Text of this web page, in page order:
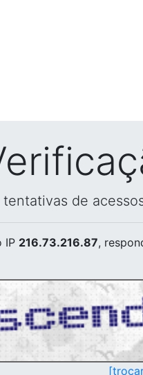
de
IP 216.73.216.87,